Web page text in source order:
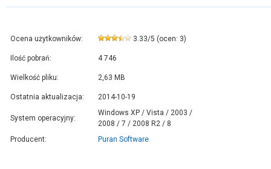
Ocena użytkowników: 3.33/5 (ocen: 3)
Ilość pobrań: 4 746
Wielkość pliku: 2,63 MB
Ostatnia aktualizacja: 2014-10-19
System operacyjny:
Windows XP / Vista / 2003 /
2008 / 7 / 2008 R2 / 8
Producent:
Puran Software